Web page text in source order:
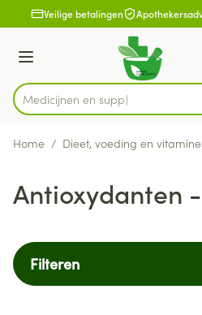
Ga naar de inhoud
1 van 1Veilige betalingen
Menu
Product, merk, categorie...
Home / Dieet, voeding en
Antioxydanten
Filteren